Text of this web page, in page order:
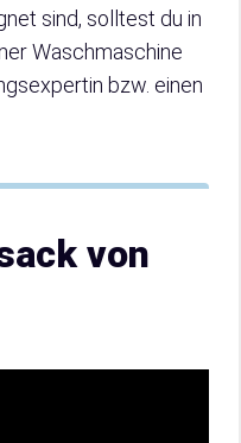
sind, solltest du in
Waschmaschine
bzw. einen
von